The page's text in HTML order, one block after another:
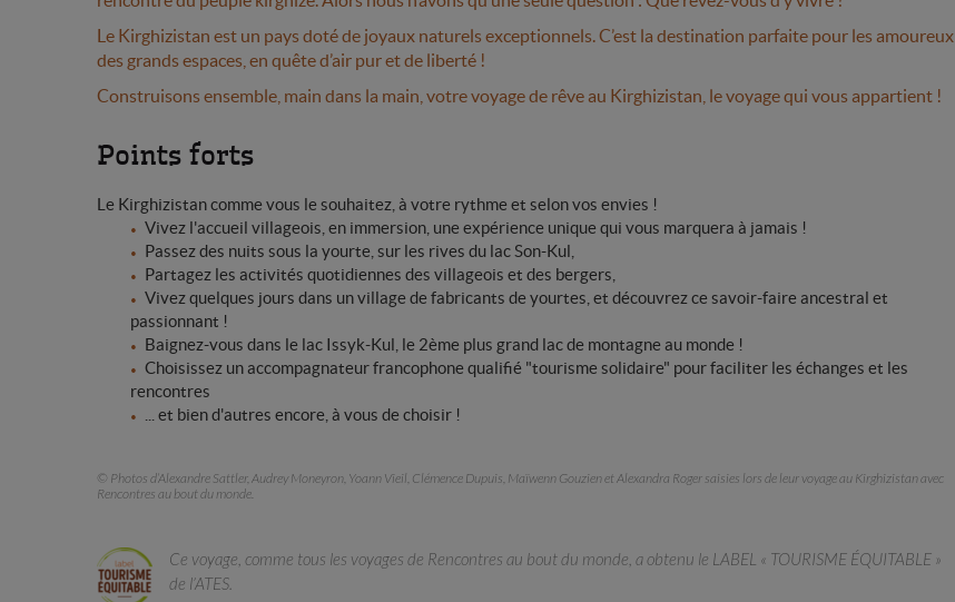
Le Kirghizistan est un pays doté de joyaux naturels exceptionnels. C’est la destination parfaite pour les amoureux
des grands espaces, en quête d’air pur et de liberté !
Construisons ensemble, main dans la main, votre voyage de rêve au Kirghizistan, le voyage qui vous appartient !
Points forts
Le Kirghizistan comme vous le souhaitez, à votre rythme et selon vos envies !
Vivez l'accueil villageois, en immersion, une expérience unique qui vous marquera à jamais !
Passez des nuits sous la yourte, sur les rives du lac Son-Kul,
Partagez les activités quotidiennes des villageois et des bergers,
Vivez quelques jours dans un village de fabricants de yourtes, et découvrez ce savoir-faire ancestral et
passionnant !
Baignez-vous dans le lac Issyk-Kul, le 2ème plus grand lac de montagne au monde !
Choisissez un accompagnateur francophone qualifié "tourisme solidaire" pour faciliter les échanges et les
rencontres
... et bien d'autres encore, à vous de choisir !
© Photos d’Alexandre Sattler, Audrey Moneyron, Yoann Vieil , Clémence Dupuis, Maïwenn Gouzien et Alexandra Roger saisies lors de leur voyage au Kirghizistan avec
Rencontres au bout du monde.
Ce voyage, comme tous les voyages de Rencontres au bout du monde, a obtenu le LABEL « TOURISME ÉQUITABLE »
de l’ATES.